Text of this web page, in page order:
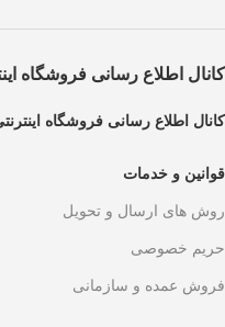
کانال اطلاع رسانی فروشگاه
کانال اطلاع رسانی فروشگاه
قوانین و خدمات
روش های ارسال و تحویل
حریم خصوصی
فروش عمده و سازمانی